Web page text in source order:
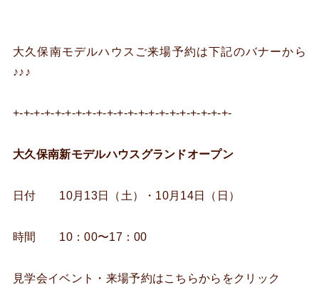
大久保南モデルハウスご来場予約は下記のバナーから
♪♪♪
+-+-+-+-+-+-+-+-+-+-+-+-+-+-+-+-+-+-+-+-+-
大久保南新モデルハウスグランドオープン
日付 10月13日（土）・10月14日（日）
時間 10：00〜17：00
見学会イベント・来場予約はこちらからをクリック